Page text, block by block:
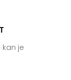
kan je